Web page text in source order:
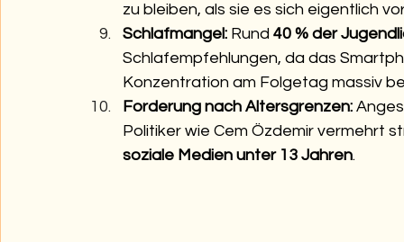
zu bleiben, als sie es sich eigentlich
Schlafmangel: Rund 40 % der
Schlafempfehlungen, da das
Konzentration am Folgetag massiv
Forderung nach Altersgrenzen:
Politiker wie Cem Özdemir vermehrt
soziale Medien unter 13 Jahren.